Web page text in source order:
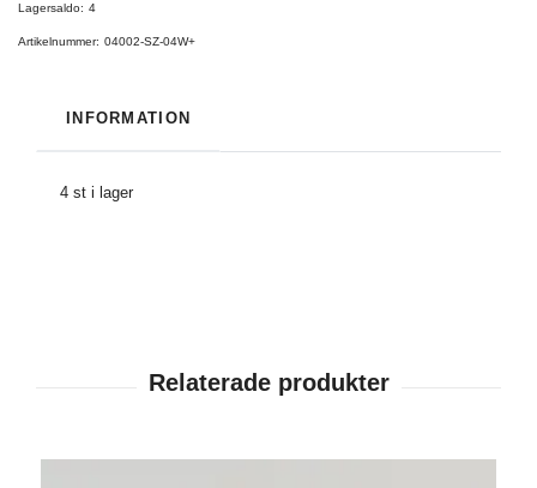
Lagersaldo: 4
Artikelnummer: 04002-SZ-04W+
INFORMATION
4 st i lager